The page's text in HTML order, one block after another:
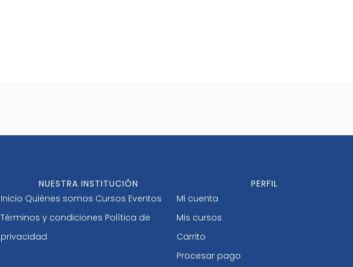
NUESTRA INSTITUCIÓN
Inicio Quiénes somos Cursos Eventos
Términos y condiciones Política de
privacidad
PERFIL
Mi cuenta
Mis cursos
Carrito
Procesar pago